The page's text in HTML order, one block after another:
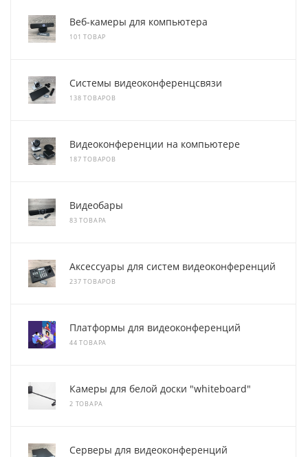
Веб-камеры для компьютера
101 ТОВАР
Системы видеоконференцсвязи
138 ТОВАРОВ
Видеоконференции на компьютере
187 ТОВАРОВ
Видеобары
83 ТОВАРА
Аксессуары для систем видеоконференций
237 ТОВАРОВ
Платформы для видеоконференций
44 ТОВАРА
Камеры для белой доски "whiteboard"
2 ТОВАРА
Серверы для видеоконференций